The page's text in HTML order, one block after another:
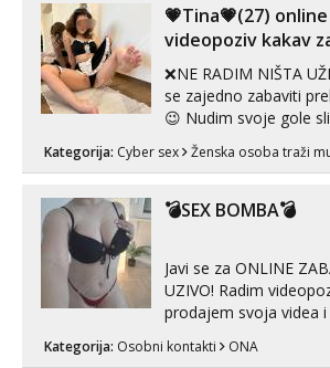
kombinacije halteri,
samostojeće itd.
seksa, puš...
💗Tina💗(27)
videopoziv kakav
❌NE RADIM NIŠTA UŽIVO❌
se zajedno zabaviti
😉 Nudim svoje gole
videouradke. 🤩 Za
poruku na Whatsapp,
autentičnosti možeš
Kategorija: Cyber sex Ženska osoba traži
💣SEX BOMBA💣
Javi se za ONLINE
UZIVO! Radim videopozive, dopisivanja,
prodajem svoja videa i
Telegram. +385 91
Kategorija: Osobni kontakti ONA